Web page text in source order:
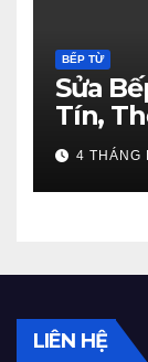
BẾP TỪ
Sửa
Tín,
4 THÁNG
LIÊN HỆ